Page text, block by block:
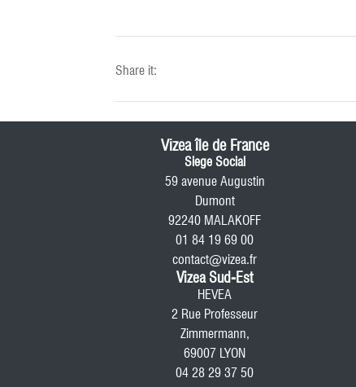
Share it:
Vizea île de France
Siege Social
59 avenue Augustin
Dumont
92240 MALAKOFF
01 84 19 69 00
contact@vizea.fr
Vizea Sud-Est
HEVEA
2 Rue Professeur
Zimmermann,
69007 LYON
04 28 29 37 50